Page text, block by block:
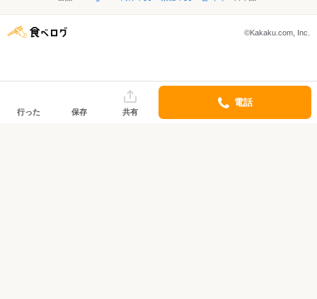
©Kakaku.com, Inc.
行った 保存 共有
電話